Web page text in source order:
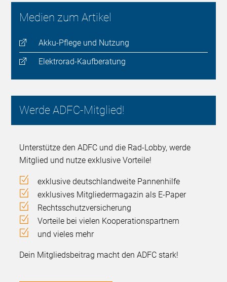
Medien zum Artikel
Akku-Pflege und Nutzung
Elektrorad-Kaufberatung
Werde ADFC-Mitglied!
Unterstütze den ADFC und die Rad-Lobby, werde
Mitglied und nutze exklusive Vorteile!
exklusive deutschlandweite Pannenhilfe
exklusives Mitgliedermagazin als E-Paper
Rechtsschutzversicherung
Vorteile bei vielen Kooperationspartnern
und vieles mehr
Dein Mitgliedsbeitrag macht den ADFC stark!